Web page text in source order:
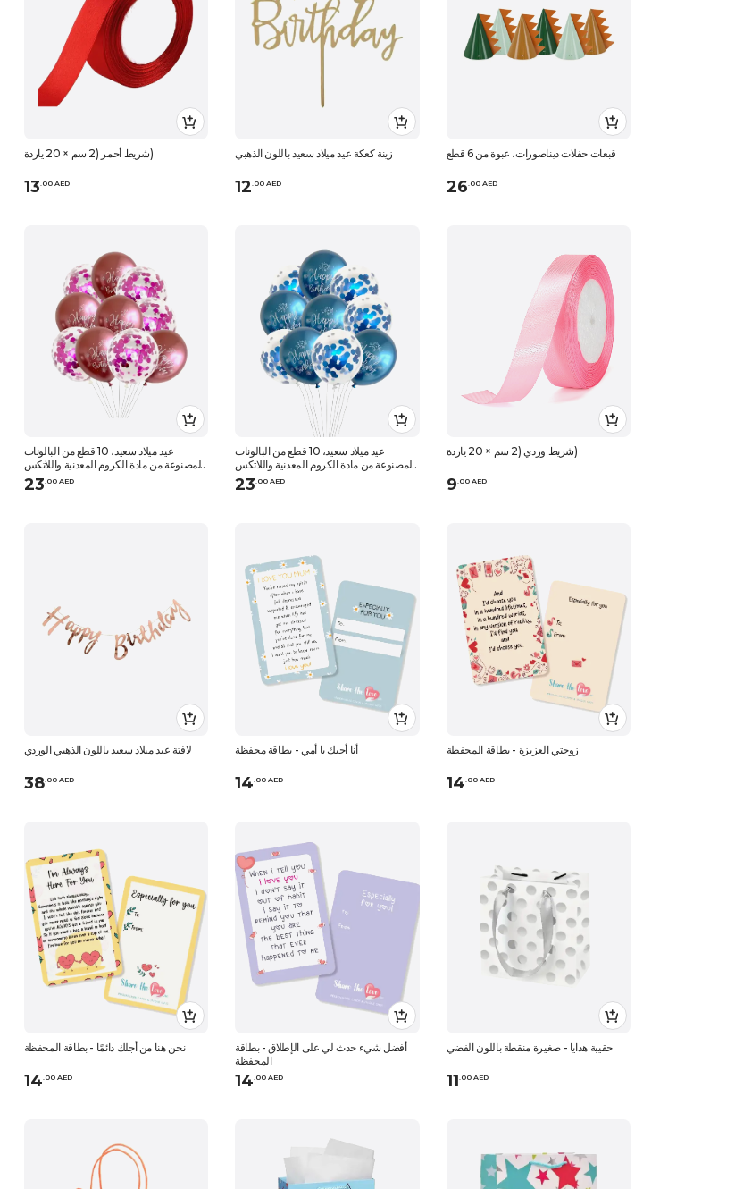
شريط أحمر (2 سم × 20 ياردة)
13 00 AED
زينة كعكة عيد ميلاد سعيد باللون الذهبي
12 00 AED
قبعات حفلات ديناصورات، عبوة من 6 قطع
26 00 AED
عيد ميلاد سعيد، 10 قطع من البالونات
المصنوعة من مادة الكروم المعدنية واللاتكس
من كوفيتي
23.00 AED
عيد ميلاد سعيد، 10 قطع من البالونات
المصنوعة من مادة الكروم المعدنية واللاتكس
من كوفيتي
23.00 AED
شريط وردي (2 سم × 20 ياردة)
9.00 AED
لافتة عيد ميلاد سعيد باللون الذهبي الوردي
38 00 AED
أنا أحبك يا أمي - بطاقة محفظة
14 00 AED
زوجتي العزيزة - بطاقة المحفظة
14 00 AED
نحن هنا من أجلك دائمًا - بطاقة المحفظة
14.00 AED
أفضل شيء حدث لي على الإطلاق - بطاقة
المحفظة
14.00 AED
حقيبة هدايا - صغيرة منقطة باللون الفضي
11.00 AED